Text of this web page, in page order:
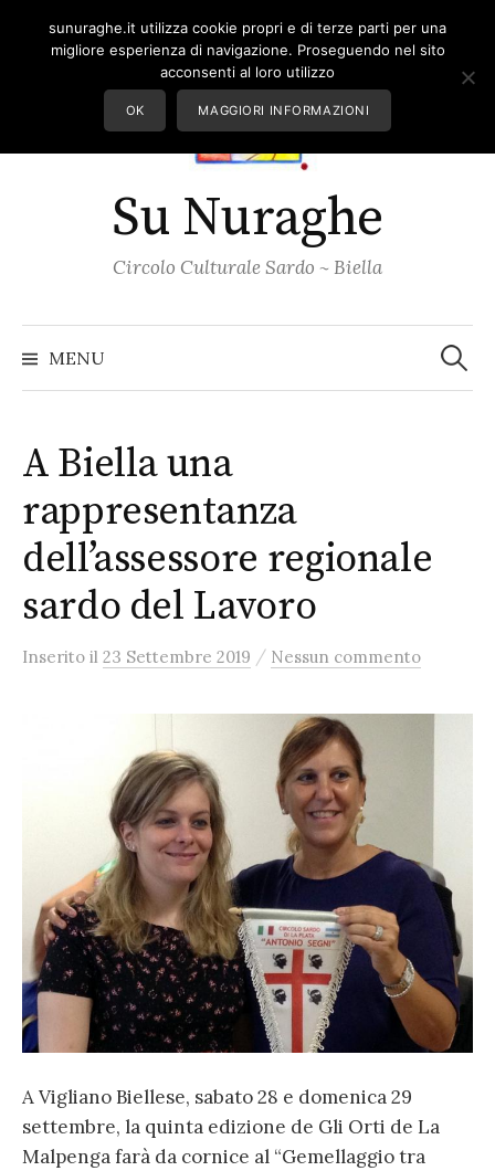
Su Nuraghe
Circolo Culturale Sardo ~ Biella
MENU per:
A Biella una
rappresentanza
dell’assessore regionale
sardo del Lavoro
Inserito il 23 Settembre 2019 / Nessun commento
A Vigliano Biellese, sabato 28 e domenica 29
settembre, la quinta edizione de Gli Orti de La
Malpenga farà da cornice al “Gemellaggio tra
sunuraghe.it utilizza cookie propri e di terze parti per una
migliore esperienza di navigazione. Proseguendo nel sito
acconsenti al loro utilizzo
OK MAGGIORI INFORMAZIONI